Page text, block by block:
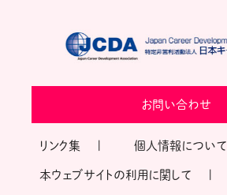
お問い合わせ
リンク集 個人情報について
本ウェブサイトの利用に関して